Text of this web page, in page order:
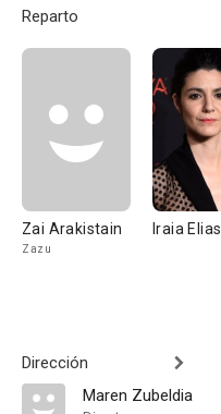
Reparto
Zai Arakistain
Zazu
Iraia Elias
Dirección
Maren Zubeldia